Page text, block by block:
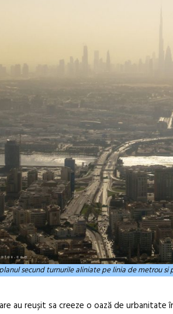
secund turnurile aliniate pe linia de metrou
au reușit sa creeze o oază de